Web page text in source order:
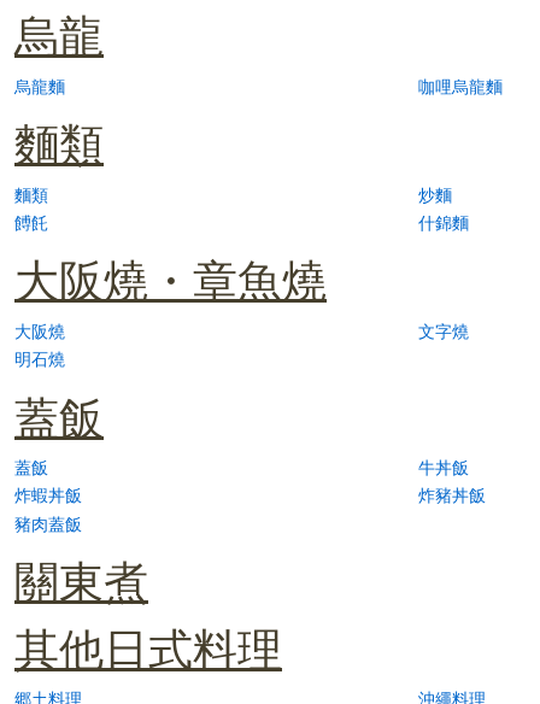
烏龍
烏龍麵 咖哩烏龍麵
麵類
麵類
炒麵
餺飥
什錦麵
大阪燒・章魚燒
大阪燒
文字燒
明石燒
蓋飯
蓋飯
牛丼飯
炸蝦丼飯
炸豬丼飯
豬肉蓋飯
關東煮
其他日式料理
郷土料理
沖繩料理